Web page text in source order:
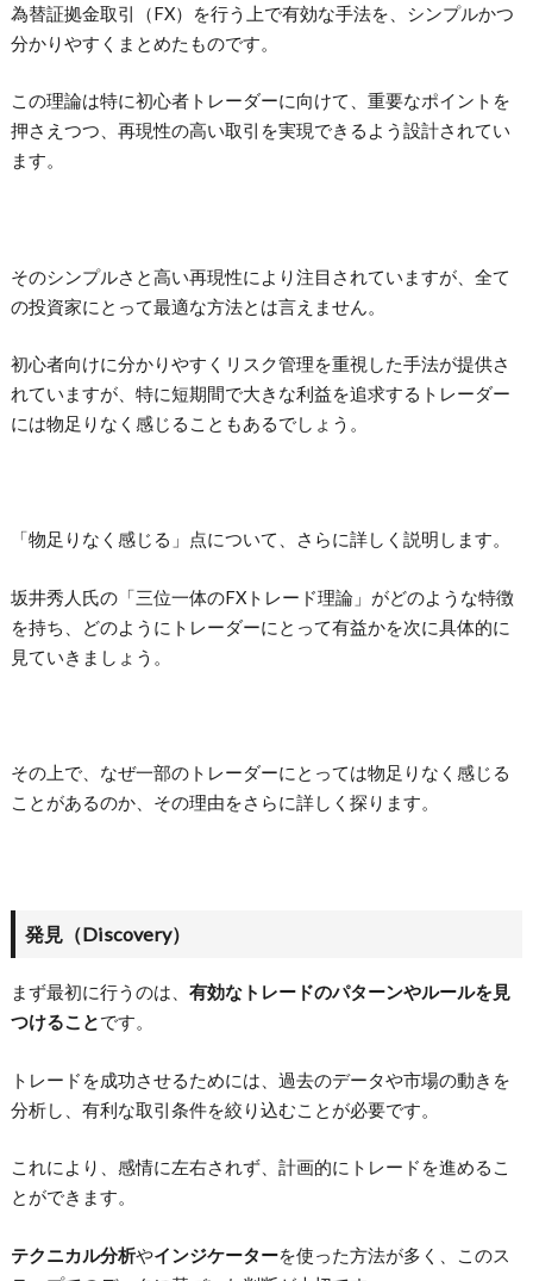
為替証拠金取引（FX）を行う上で有効な手法を、シンプルかつ
分かりやすくまとめたものです。
この理論は特に初心者トレーダーに向けて、重要なポイントを
押さえつつ、再現性の高い取引を実現できるよう設計されてい
ます。
そのシンプルさと高い再現性により注目されていますが、全て
の投資家にとって最適な方法とは言えません。
初心者向けに分かりやすくリスク管理を重視した手法が提供さ
れていますが、特に短期間で大きな利益を追求するトレーダー
には物足りなく感じることもあるでしょう。
「物足りなく感じる」点について、さらに詳しく説明します。
坂井秀人氏の「三位一体のFXトレード理論」がどのような特徴
を持ち、どのようにトレーダーにとって有益かを次に具体的に
見ていきましょう。
その上で、なぜ一部のトレーダーにとっては物足りなく感じる
ことがあるのか、その理由をさらに詳しく探ります。
発見（Discovery）
まず最初に行うのは、 有効なトレードのパターンやルールを見
つけることです。
トレードを成功させるためには、過去のデータや市場の動きを
分析し、有利な取引条件を絞り込むことが必要です。
これにより、感情に左右されず、計画的にトレードを進めるこ
とができます。
テクニカル分析やインジケーターを使った方法が多く、このス